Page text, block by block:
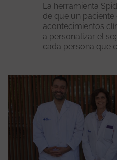
La herramienta
de que un
acontecimientos
a personalizar el
cada persona que